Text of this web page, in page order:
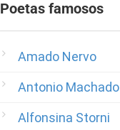
Poetas famosos
Amado Nervo
Antonio Machado
Alfonsina Storni